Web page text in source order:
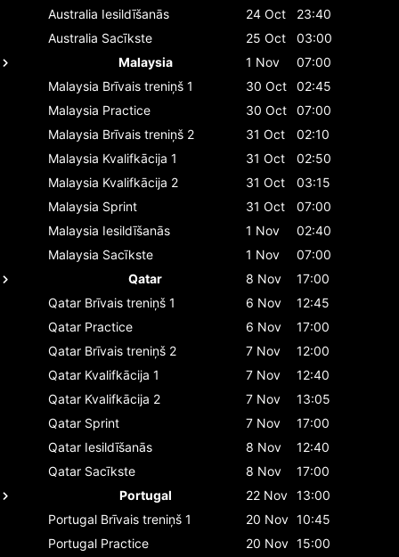
Australia Iesildīšanās 24 Oct
23:40
Australia Sacīkste 25 Oct
03:00
Malaysia
1 Nov
07:00
Malaysia Brīvais treniņš 1 30 Oct
02:45
Malaysia Practice 30 Oct
07:00
Malaysia Brīvais treniņš 2 31 Oct
02:10
Malaysia Kvalifkācija 1 31 Oct
02:50
Malaysia Kvalifkācija 2 31 Oct
03:15
Malaysia Sprint 31 Oct
07:00
Malaysia Iesildīšanās 1 Nov
02:40
Malaysia Sacīkste 1 Nov
07:00
Qatar
8 Nov
17:00
Qatar Brīvais treniņš 1 6 Nov
12:45
Qatar Practice 6 Nov
17:00
Qatar Brīvais treniņš 2 7 Nov
12:00
Qatar Kvalifkācija 1 7 Nov
12:40
Qatar Kvalifkācija 2 7 Nov
13:05
Qatar Sprint 7 Nov
17:00
Qatar Iesildīšanās 8 Nov
12:40
Qatar Sacīkste 8 Nov
17:00
Portugal
22 Nov 13:00
Portugal Brīvais treniņš 1 20 Nov 10:45
Portugal Practice 20 Nov 15:00